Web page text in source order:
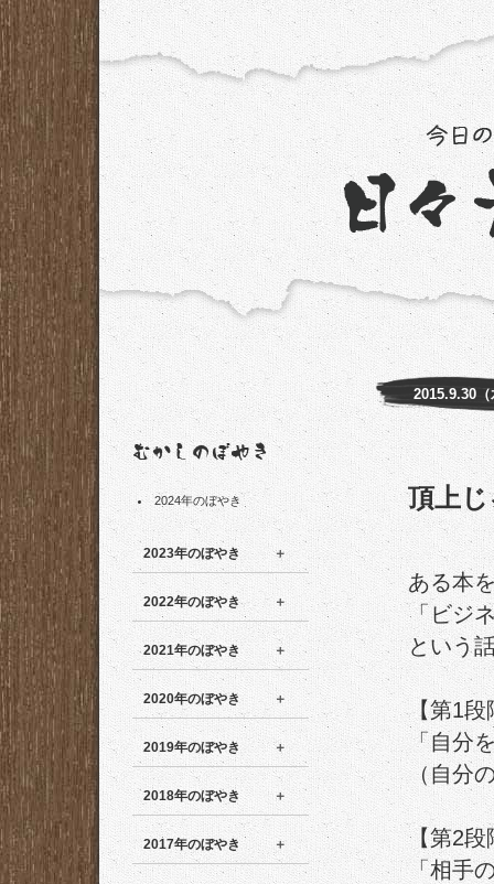
2024年のぼやき
2023年のぼやき
2022年のぼやき
2021年のぼやき
2020年のぼやき
2019年のぼやき
2018年のぼやき
2017年のぼやき
2015.9.30（
頂上
ある本
「ビジ
という
【第1段
「自分
（自分
【第2段
「相手